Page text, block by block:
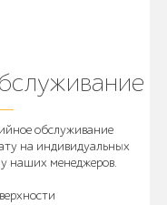
обслуживание
на индивидуальных
наших менеджеров.